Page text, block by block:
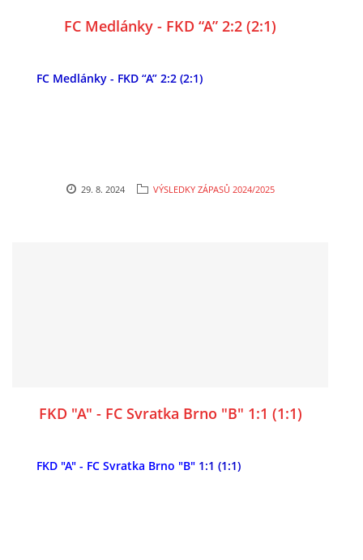
FC Medlánky - FKD “A” 2:2 (2:1)
FC Medlánky - FKD “A” 2:2 (2:1)
29. 8. 2024 VÝSLEDKY ZÁPASŮ 2024/2025
FKD "A" - FC Svratka Brno "B" 1:1 (1:1)
FKD "A" - FC Svratka Brno "B" 1:1 (1:1)